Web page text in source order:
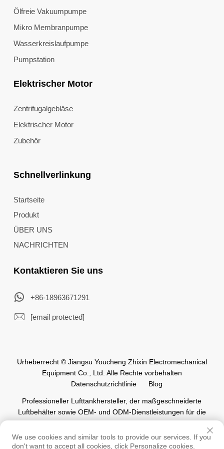
Ölfreie Vakuumpumpe
Mikro Membranpumpe
Wasserkreislaufpumpe
Pumpstation
Elektrischer Motor
Zentrifugalgebläse
Elektrischer Motor
Zubehör
Schnellverlinkung
Startseite
Produkt
ÜBER UNS
NACHRICHTEN
Kontaktieren Sie uns
+86-18963671291
[email protected]
Urheberrecht © Jiangsu Youcheng Zhixin Electromechanical
Equipment Co., Ltd. Alle Rechte vorbehalten
Datenschutzrichtlinie
Blog
Professioneller Lufttankhersteller, der maßgeschneiderte
Luftbehälter sowie OEM- und ODM-Dienstleistungen für die
weltweite Automatisierungsindustrie anbietet.
We use cookies and similar tools to provide our services. If you
don't want to accept all cookies, click Personalize cookies.